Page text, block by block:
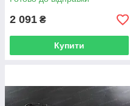
2 091 ₴
Купити